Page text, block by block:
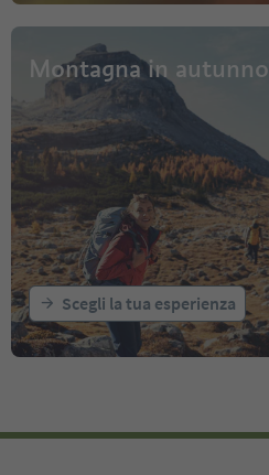
Montagna in autunno
Scegli la tua esperienza